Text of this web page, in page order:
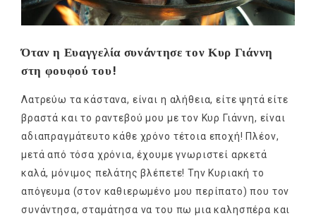
Όταν η Ευαγγελία συνάντησε τον Κυρ Γιάννη
στη φουφού του!
Λατρεύω τα κάστανα, είναι η αλήθεια, είτε ψητά είτε
βραστά και το ραντεβού μου με τον Κυρ Γιάννη, είναι
αδιαπραγμάτευτο κάθε χρόνο τέτοια εποχή! Πλέον,
μετά από τόσα χρόνια, έχουμε γνωριστεί αρκετά
καλά, μόνιμος πελάτης βλέπετε! Την Κυριακή το
απόγευμα (στον καθιερωμένο μου περίπατο) που τον
συνάντησα, σταμάτησα να του πω μια καλησπέρα και